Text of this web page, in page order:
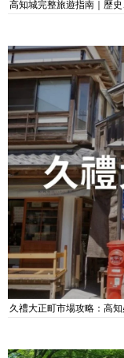
高知城完整旅遊指南｜歷
久禮大正町市場攻略：高